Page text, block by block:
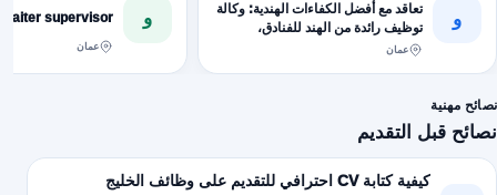
و
تعاقد مع أفضل الكفاءات الهندية: وكالة
توظيف رائدة من الهند للفنادق،
المطاعم والعمالة المنزلية
عمان
و Waiter supervisor
عمان
نصائح مهنية
نصائح قبل التقديم
كيفية كتابة CV احترافي للتقديم على وظائف الخليج